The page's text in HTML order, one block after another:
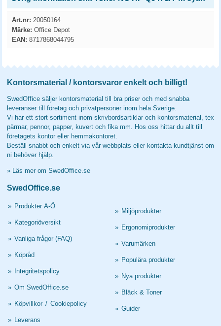
Art.nr: 20050164
Märke: Office Depot
EAN: 8717868044795
Kontorsmaterial / kontorsvaror enkelt och billigt!
SwedOffice säljer kontorsmaterial till bra priser och med snabba
leveranser till företag och privatpersoner inom hela Sverige.
Vi har ett stort sortiment inom skrivbordsartiklar och kontorsmaterial, tex
pärmar, pennor, papper, kuvert och fika mm. Hos oss hittar du allt till
företagets kontor eller hemmakontoret.
Beställ snabbt och enkelt via vår webbplats eller kontakta kundtjänst om
ni behöver hjälp.
» Läs mer om SwedOffice.se
SwedOffice.se
» Produkter A-Ö
» Kategoriöversikt
» Vanliga frågor (FAQ)
» Köpråd
» Integritetspolicy
» Om SwedOffice.se
» Köpvillkor / Cookiepolicy
» Leverans
» Miljöprodukter
» Ergonomiprodukter
» Varumärken
» Populära produkter
» Nya produkter
» Bläck & Toner
» Guider